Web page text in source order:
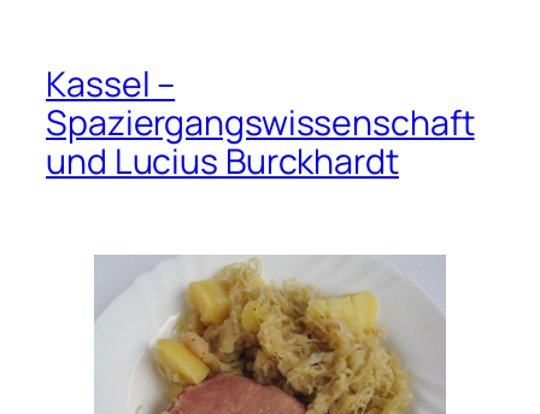
Kassel –
Spaziergangswissenschaft
und Lucius Burckhardt